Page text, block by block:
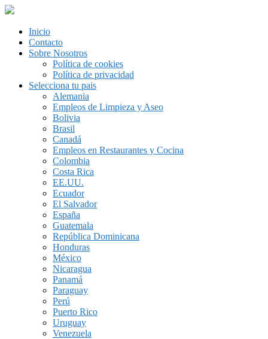
Inicio
Contacto
Sobre Nosotros
Política de cookies
Política de privacidad
Selecciona tu pais
Alemania
Empleos de Limpieza y Aseo
Bolivia
Brasil
Canadá
Empleos en Restaurantes y Cocina
Colombia
Costa Rica
EE.UU.
Ecuador
El Salvador
España
Guatemala
República Dominicana
Honduras
México
Nicaragua
Panamá
Paraguay
Perú
Puerto Rico
Uruguay
Venezuela